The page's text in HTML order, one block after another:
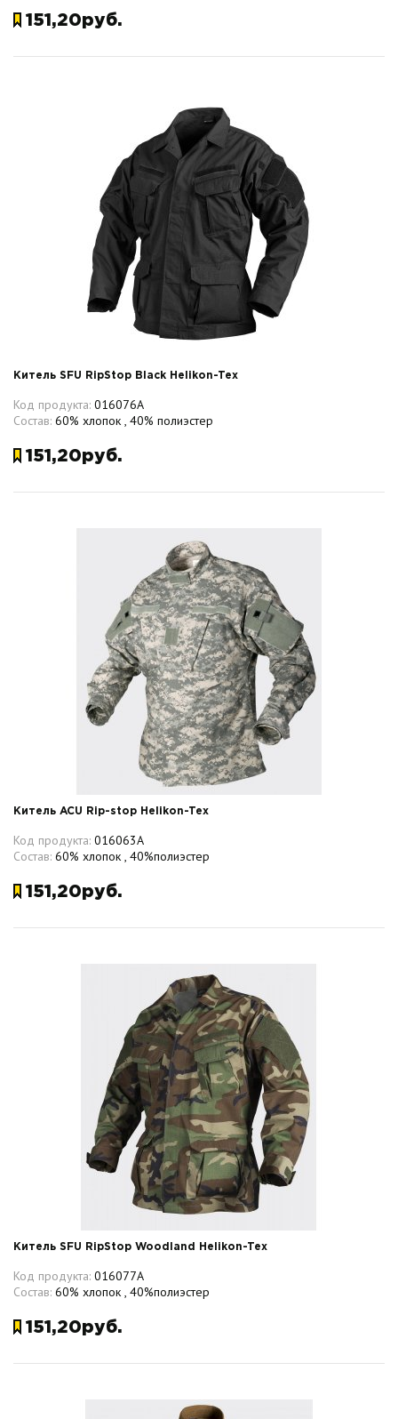
151,20руб.
Китель SFU RipStop Black Helikon-Tex
Код продукта: 016076A
Состав: 60% хлопок , 40% полиэстер
151,20руб.
Китель ACU Rip-stop Helikon-Tex
Код продукта: 016063A
Состав: 60% хлопок , 40%полиэстер
151,20руб.
Китель SFU RipStop Woodland Helikon-Tex
Код продукта: 016077A
Состав: 60% хлопок , 40%полиэстер
151,20руб.